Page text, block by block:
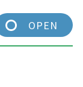
だき入場口でご提出
先着順で受けつけて
前予約は受け付け
OPEN